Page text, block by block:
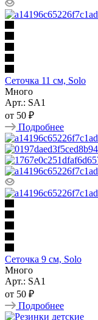
Сеточка 11 см, Solo
Много
Арт.: SA1
от 50 ₽
Подробнее
Сеточка 9 см, Solo
Много
Арт.: SA1
от 50 ₽
Подробнее